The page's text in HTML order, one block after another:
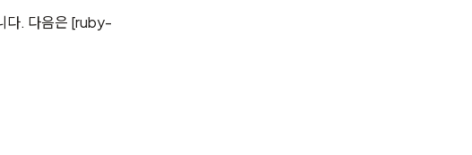
다. 다음은 [ruby-